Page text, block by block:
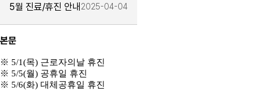
5월 진료/휴진 안내 2025-04-04
본문
※ 5/1(목) 근로자의날 휴진
※ 5/5(월) 공휴일 휴진
※ 5/6(화) 대체공휴일 휴진